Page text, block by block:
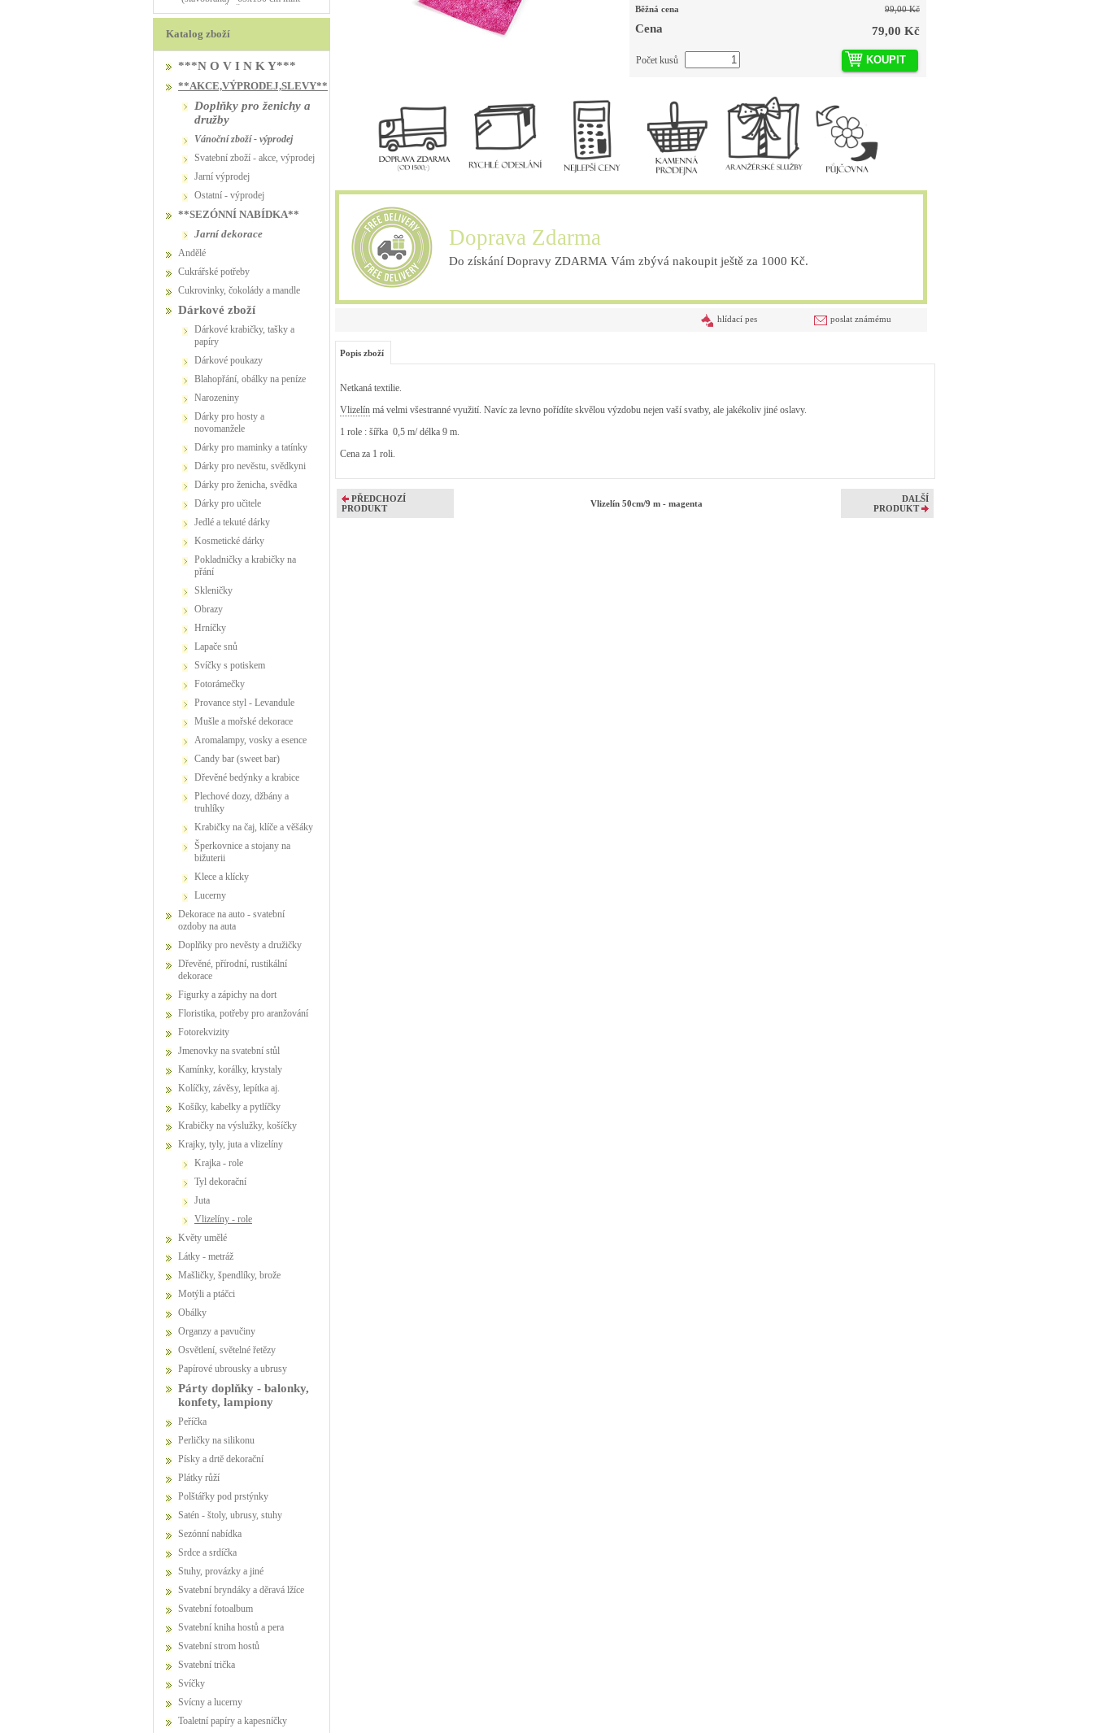
PŮJČOVNA
PŮJČOVNA
Katalog zboží
***N O V I N K Y***
**AKCE,VÝPRODEJ,SLEVY**
Doplňky pro ženichy a
družby
vánoční zboží - výprodej
svatební zboží - akce, výprodej
jarní výprodej
ostatní - výprodej
**SEZÓNNÍ NABÍDKA**
jarní dekorace
Andělé
Cukrářské potřeby
Cukrovinky, čokolády a mandle
Dárkové zboží
Dárkové krabičky, tašky a
papíry
Dárkové poukazy
Blahopřání, obálky na peníze
Narozeniny
Dárky pro hosty a
novomanžele
Dárky pro maminky a tatínky
Dárky pro nevěstu, svědkyni
Dárky pro ženicha, svědka
Dárky pro učitele
Jedlé a tekuté dárky
Kosmetické dárky
Pokladničky a krabičky na
přání
Skleničky
Obrazy
Hrníčky
Lapače snů
Svíčky s potiskem
Fotorámečky
Provance styl - Levandule
Mušle a mořské dekorace
Aromalampy, vosky a esence
Candy bar (sweet bar)
Dřevěné bedýnky a krabice
Plechové dozy, džbány a
truhlíky
Krabičky na čaj, klíče a věšáky
Šperkovnice a stojany na
bižuterii
Klece a klícky
Lucerny
Dekorace na auto - svatební
ozdoby na auta
Doplňky pro nevěsty a družičky
Dřevěné, přírodní, rustikální
dekorace
Figurky a zápichy na dort
Floristika, potřeby pro aranžování
Fotorekvizity
Jmenovky na svatební stůl
Kamínky, korálky, krystaly
Kolíčky, závěsy, lepítka aj.
Košíky, kabelky a pytlíčky
Krabičky na výslužky, košíčky
Krajky, tyly, juta a vlizelíny
krajka - role
tyl dekorační
juta
vlizelíny - role
Květy umělé
Látky - metráž
Mašličky, špendlíky, brože
Motýli a ptáčci
Obálky
Organzy a pavučiny
Osvětlení, světelné řetězy
Papírové ubrousky a ubrusy
Párty doplňky - balonky,
konfety, lampiony
Peříčka
Perličky na silikonu
Písky a drtě dekorační
Plátky růží
Polštářky pod prstýnky
Satén - štoly, ubrusy, stuhy
Sezónní nabídka
Srdce a srdíčka
Stuhy, provázky a jiné
Svatební bryndáky a děravá lžíce
Svatební fotoalbum
Svatební kniha hostů a pera
Svatební strom hostů
Svatební trička
Svíčky
Svícny a lucerny
Toaletní papíry a kapesníčky
Běžná cena 99,00 Kč
Cena 79,00 Kč
KOUPIT
Počet kusů
Doprava Zdarma
Do získání Dopravy ZDARMA Vám zbývá nakoupit ještě za 1000 Kč.
poslat známému
hlídací pes
Popis zboží
Netkaná textilie.
Vlizelín má velmi všestranné využití. Navíc za levno pořídíte skvělou výzdobu nejen vaší svatby, ale jakékoliv jiné oslavy.
1 role : šířka 0,5 m/ délka 9 m.
Cena za 1 roli.
PŘEDCHOZÍ
PRODUKT
Vlizelín 50cm/9 m - magenta
DALŠÍ
PRODUKT